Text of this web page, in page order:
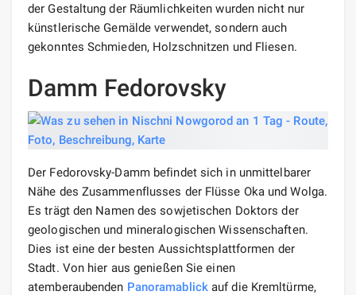
der Gestaltung der Räumlichkeiten wurden nicht nur
künstlerische Gemälde verwendet, sondern auch
gekonntes Schmieden, Holzschnitzen und Fliesen.
Damm Fedorovsky
Der Fedorovsky-Damm befindet sich in unmittelbarer
Nähe des Zusammenflusses der Flüsse Oka und Wolga.
Es trägt den Namen des sowjetischen Doktors der
geologischen und mineralogischen Wissenschaften.
Dies ist eine der besten Aussichtsplattformen der
Stadt. Von hier aus genießen Sie einen
atemberaubenden Panoramablickauf die Kremltürme,